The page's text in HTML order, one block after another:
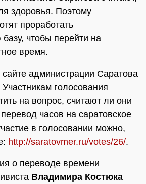
здоровья. Поэтому
проработать
чтобы перейти на
время.
администрации Саратова
голосования
на вопрос, считают ли они
часов на саратовское
в голосовании можно,
http://saratovmer.ru/votes/26/.
о переводе времени
Владимира Костюка